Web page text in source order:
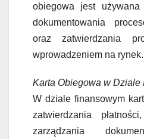
obiegowa jest
dokumentowania
oraz zatwierdzania
wprowadzeniem na rynek.
Karta Obiegowa w Dziale
W dziale finansowym
zatwierdzania
zarządzania